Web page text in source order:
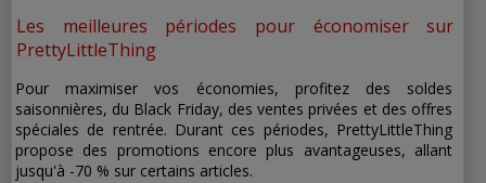
Les meilleures périodes pour économiser sur
PrettyLittleThing
Pour maximiser vos économies, profitez des soldes
saisonnières, du Black Friday, des ventes privées et des offres
spéciales de rentrée. Durant ces périodes, PrettyLittleThing
propose des promotions encore plus avantageuses, allant
jusqu'à -70 % sur certains articles.